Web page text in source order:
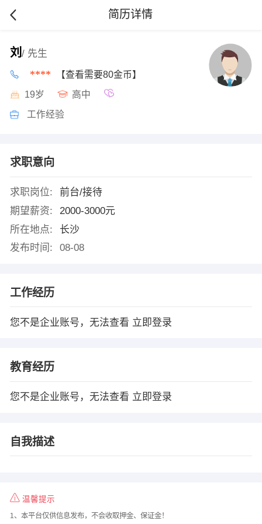
简历详情
刘 / 先生
**** 【查看需要80金币】
19岁 高中
工作经验
求职意向
求职岗位:
前台/接待
期望薪资:
2000-3000元
所在地点:
长沙
发布时间:
08-08
工作经历
您不是企业账号，无法查看 立即登录
教育经历
您不是企业账号，无法查看 立即登录
自我描述
温馨提示
1、本平台仅供信息发布，不会收取押金、保证金！